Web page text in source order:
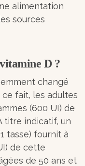
alimentation
sources
D ?
changé
fait, les adultes
(600 UI) de
titre indicatif, un
tasse) fournit à
de cette
de 50 ans et